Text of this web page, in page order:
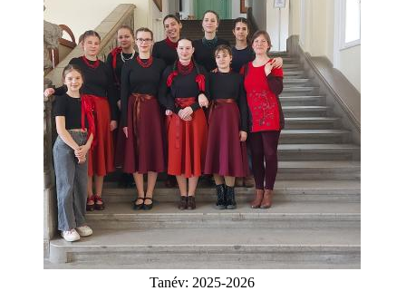
Tanév: 2025-2026